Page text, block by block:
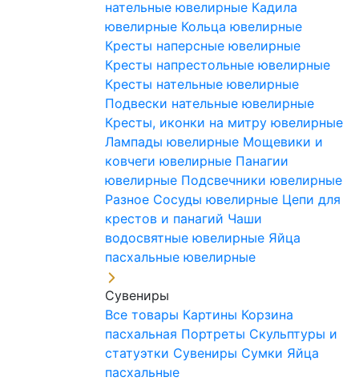
нательные ювелирные Кадила
ювелирные Кольца ювелирные
Кресты наперсные ювелирные
Кресты напрестольные ювелирные
Кресты нательные ювелирные
Подвески нательные ювелирные
Кресты, иконки на митру ювелирные
Лампады ювелирные Мощевики и
ковчеги ювелирные Панагии
ювелирные Подсвечники ювелирные
Разное Сосуды ювелирные Цепи для
крестов и панагий Чаши
водосвятные ювелирные Яйца
пасхальные ювелирные
Сувениры
Все товары Картины Корзина
пасхальная Портреты Скульптуры и
статуэтки Сувениры Сумки Яйца
пасхальные